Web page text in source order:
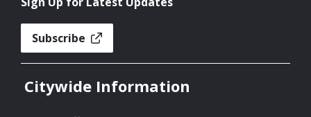
Subscribe
Citywide Information